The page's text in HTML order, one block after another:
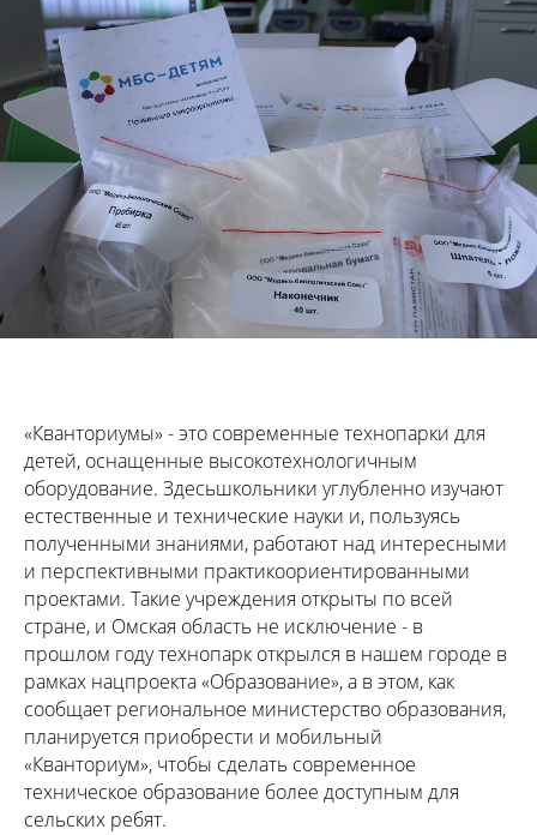
«Кванториумы» - это современные технопарки для
детей, оснащенные высокотехнологичным
оборудование. Здесьшкольники углубленно изучают
естественные и технические науки и, пользуясь
полученными знаниями, работают над интересными
и перспективными практикоориентированными
проектами. Такие учреждения открыты по всей
стране, и Омская область не исключение - в
прошлом году технопарк открылся в нашем городе в
рамках нацпроекта «Образование», а в этом, как
сообщает региональное министерство образования,
планируется приобрести и мобильный
«Кванториум», чтобы сделать современное
техническое образование более доступным для
сельских ребят.